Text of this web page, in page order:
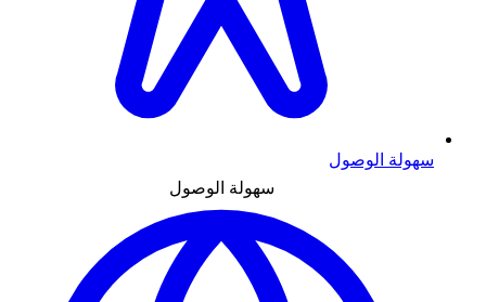
سهولة الوصول
سهولة الوصول